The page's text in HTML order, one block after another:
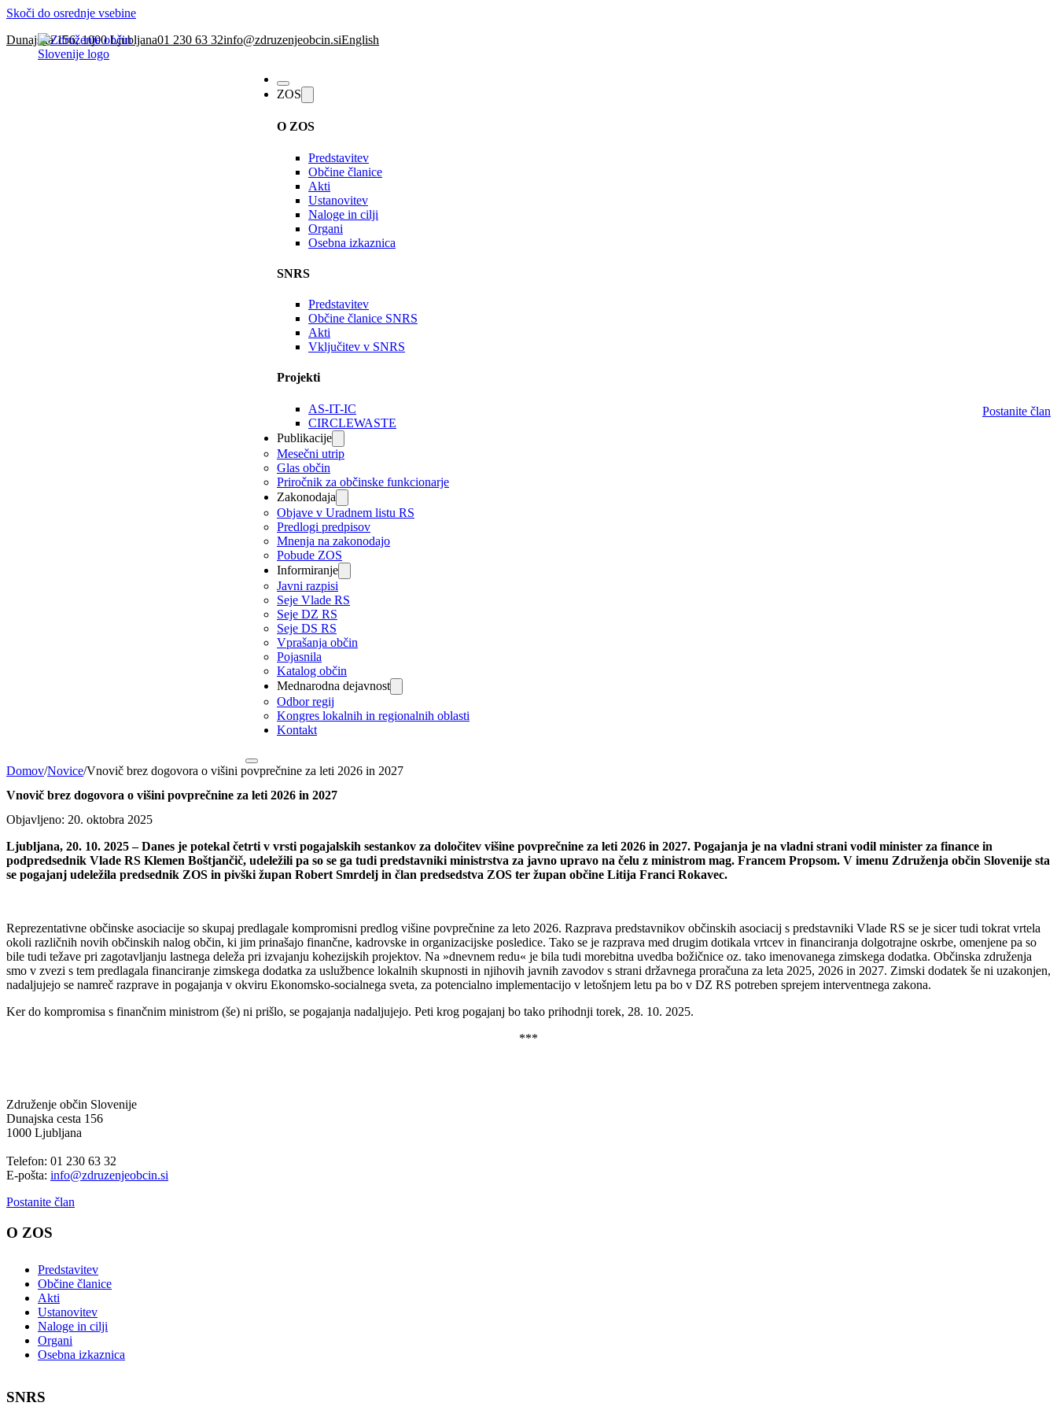
Skoči do osrednje vsebine
Dunajska 156, 1000 Ljubljana01 230 63 32info@zdruzenjeobcin.siEnglish
ZOS
O ZOS
Predstavitev
Občine članice
Akti
Ustanovitev
Naloge in cilji
Organi
Osebna izkaznica
SNRS
Predstavitev
Občine članice SNRS
Akti
Vključitev v SNRS
Projekti
AS-IT-IC
CIRCLEWASTE
Publikacije
Mesečni utrip
Glas občin
Priročnik za občinske funkcionarje
Zakonodaja
Objave v Uradnem listu RS
Predlogi predpisov
Mnenja na zakonodajo
Pobude ZOS
Informiranje
Javni razpisi
Seje Vlade RS
Seje DZ RS
Seje DS RS
Vprašanja občin
Pojasnila
Katalog občin
Mednarodna dejavnost
Odbor regij
Kongres lokalnih in regionalnih oblasti
Kontakt
Postanite član
Domov/Novice/Vnovič brez dogovora o višini povprečnine za leti 2026 in 2027
Vnovič brez dogovora o višini povprečnine za leti 2026 in 2027
Objavljeno: 20. oktobra 2025
Ljubljana, 20. 10. 2025 – Danes je potekal četrti v vrsti pogajalskih sestankov za določitev višine povprečnine za leti 2026 in 2027. Pogajanja je na vladni strani vodil minister za finance in
podpredsednik Vlade RS Klemen Boštjančič, udeležili pa so se ga tudi predstavniki ministrstva za javno upravo na čelu z ministrom mag. Francem Propsom. V imenu Združenja občin Slovenije sta
se pogajanj udeležila predsednik ZOS in pivški župan Robert Smrdelj in član predsedstva ZOS ter župan občine Litija Franci Rokavec.
Reprezentativne občinske asociacije so skupaj predlagale kompromisni predlog višine povprečnine za leto 2026. Razprava predstavnikov občinskih asociacij s predstavniki Vlade RS se je sicer tudi tokrat vrtela
okoli različnih novih občinskih nalog občin, ki jim prinašajo finančne, kadrovske in organizacijske posledice. Tako se je razprava med drugim dotikala vrtcev in financiranja dolgotrajne oskrbe, omenjene pa so
bile tudi težave pri zagotavljanju lastnega deleža pri izvajanju kohezijskih projektov. Na »dnevnem redu« je bila tudi morebitna uvedba božičnice oz. tako imenovanega zimskega dodatka. Občinska združenja
smo v zvezi s tem predlagala financiranje zimskega dodatka za uslužbence lokalnih skupnosti in njihovih javnih zavodov s strani državnega proračuna za leta 2025, 2026 in 2027. Zimski dodatek še ni uzakonjen,
nadaljujejo se namreč razprave in pogajanja v okviru Ekonomsko-socialnega sveta, za potencialno implementacijo v letošnjem letu pa bo v DZ RS potreben sprejem interventnega zakona.
Ker do kompromisa s finančnim ministrom (še) ni prišlo, se pogajanja nadaljujejo. Peti krog pogajanj bo tako prihodnji torek, 28. 10. 2025.
***
Združenje občin Slovenije
Dunajska cesta 156
1000 Ljubljana
Telefon: 01 230 63 32
E-pošta: info@zdruzenjeobcin.si
Postanite član
O ZOS
Predstavitev
Občine članice
Akti
Ustanovitev
Naloge in cilji
Organi
Osebna izkaznica
SNRS